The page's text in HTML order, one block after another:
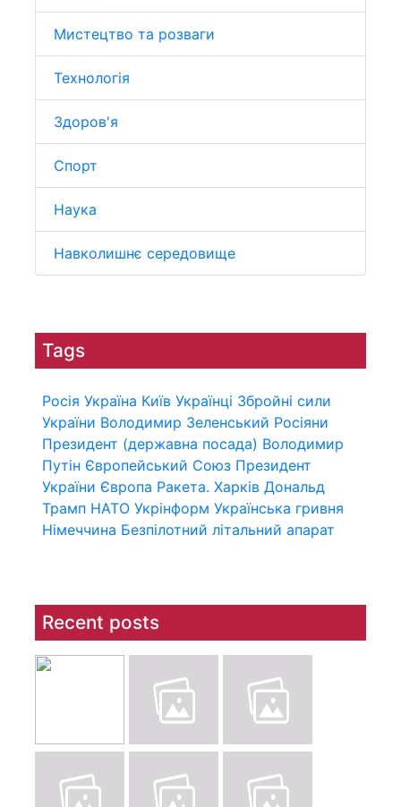
Мистецтво та розваги
Технологія
Здоров'я
Спорт
Наука
Навколишнє середовище
Tags
Росія Україна Київ Українці Збройні сили
України Володимир Зеленський Росіяни
Президент (державна посада) Володимир
Путін Європейський Союз Президент
України Європа Ракета. Харків Дональд
Трамп НАТО Укрінформ Українська гривня
Німеччина Безпілотний літальний апарат
Recent posts